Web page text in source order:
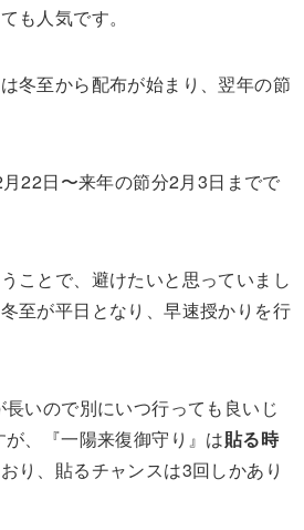
も人気です。
冬至から配布が始まり、翌年の節
22日〜来年の節分2月3日までで
ことで、避けたいと思っていまし
至が平日となり、早速授かりを行
長いので別にいつ行っても良いじ
が、『一陽来復御守り』は貼る時
り、貼るチャンスは3回しかあり